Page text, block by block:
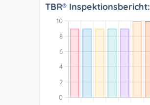
TBR® Inspektionsbericht: